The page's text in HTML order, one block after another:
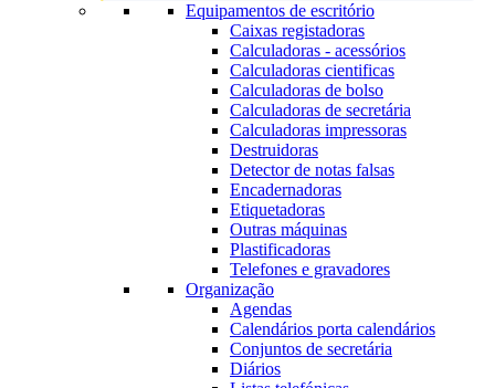
Equipamentos de escritório
Caixas registadoras
Calculadoras - acessórios
Calculadoras cientificas
Calculadoras de bolso
Calculadoras de secretária
Calculadoras impressoras
Destruidoras
Detector de notas falsas
Encadernadoras
Etiquetadoras
Outras máquinas
Plastificadoras
Telefones e gravadores
Organização
Agendas
Calendários porta calendários
Conjuntos de secretária
Diários